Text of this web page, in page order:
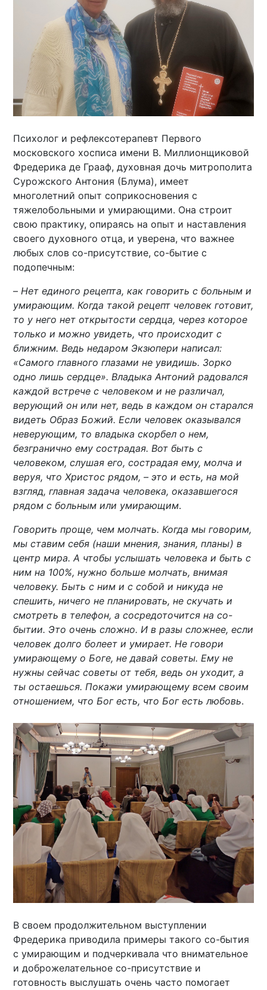
Психолог и рефлексотерапевт Первого
московского хосписа имени В. Миллионщиковой
Фредерика де Грааф, духовная дочь митрополита
Сурожского Антония (Блума), имеет
многолетний опыт соприкосновения с
тяжелобольными и умирающими. Она строит
свою практику, опираясь на опыт и наставления
своего духовного отца, и уверена, что важнее
любых слов со-присутствие, со-бытие с
подопечным:
– Нет единого рецепта, как говорить с больным и
умирающим. Когда такой рецепт человек готовит,
то у него нет открытости сердца, через которое
только и можно увидеть, что происходит с
ближним. Ведь недаром Экзюпери написал:
«Самого главного глазами не увидишь. Зорко
одно лишь сердце». Владыка Антоний радовался
каждой встрече с человеком и не различал,
верующий он или нет, ведь в каждом он старался
видеть Образ Божий. Если человек оказывался
неверующим, то владыка скорбел о нем,
безгранично ему сострадая. Вот быть с
человеком, слушая его, сострадая ему, молча и
веруя, что Христос рядом, – это и есть, на мой
взгляд, главная задача человека, оказавшегося
рядом с больным или умирающим.
Говорить проще, чем молчать. Когда мы говорим,
мы ставим себя (наши мнения, знания, планы) в
центр мира. А чтобы услышать человека и быть с
ним на 100%, нужно больше молчать, внимая
человеку. Быть с ним и с собой и никуда не
спешить, ничего не планировать, не скучать и
смотреть в телефон, а сосредоточится на со-
бытии. Это очень сложно. И в разы сложнее, если
человек долго болеет и умирает. Не говори
умирающему о Боге, не давай советы. Ему не
нужны сейчас советы от тебя, ведь он уходит, а
ты остаешься. Покажи умирающему всем своим
отношением, что Бог есть, что Бог есть любовь.
В своем продолжительном выступлении
Фредерика приводила примеры такого со-бытия
с умирающим и подчеркивала что внимательное
и доброжелательное со-присутствие и
готовность выслушать очень часто помогает